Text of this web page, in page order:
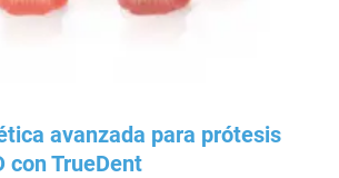
avanzada para prótesis
con TrueDent